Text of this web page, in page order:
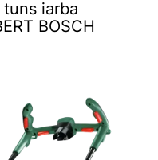
iarba
BOSCH